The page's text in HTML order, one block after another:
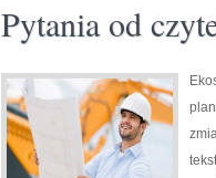
Pytania od